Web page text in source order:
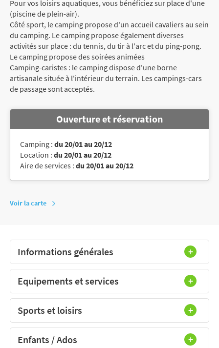
Pour vos loisirs aquatiques, vous bénéficiez sur place d'une
(piscine de plein-air).
Côté sport, le camping propose d'un accueil cavaliers au sein
du camping. Le camping propose également diverses
activités sur place : du tennis, du tir à l'arc et du ping-pong.
Le camping propose des soirées animées
Camping-caristes : le camping dispose d'une borne
artisanale située à l'intérieur du terrain. Les campings-cars
de passage sont acceptés.
Ouverture et réservation
Camping : du 20/01 au 20/12
Location : du 20/01 au 20/12
Aire de services : du 20/01 au 20/12
Voir la carte
Informations générales
Equipements et services
Sports et loisirs
Enfants / Ados